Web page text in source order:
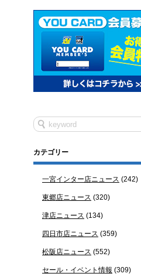
カテゴリー
一宮インター店ニュース (242)
東郷店ニュース (320)
津店ニュース (134)
四日市店ニュース (359)
松阪店ニュース (552)
セール・イベント情報 (309)